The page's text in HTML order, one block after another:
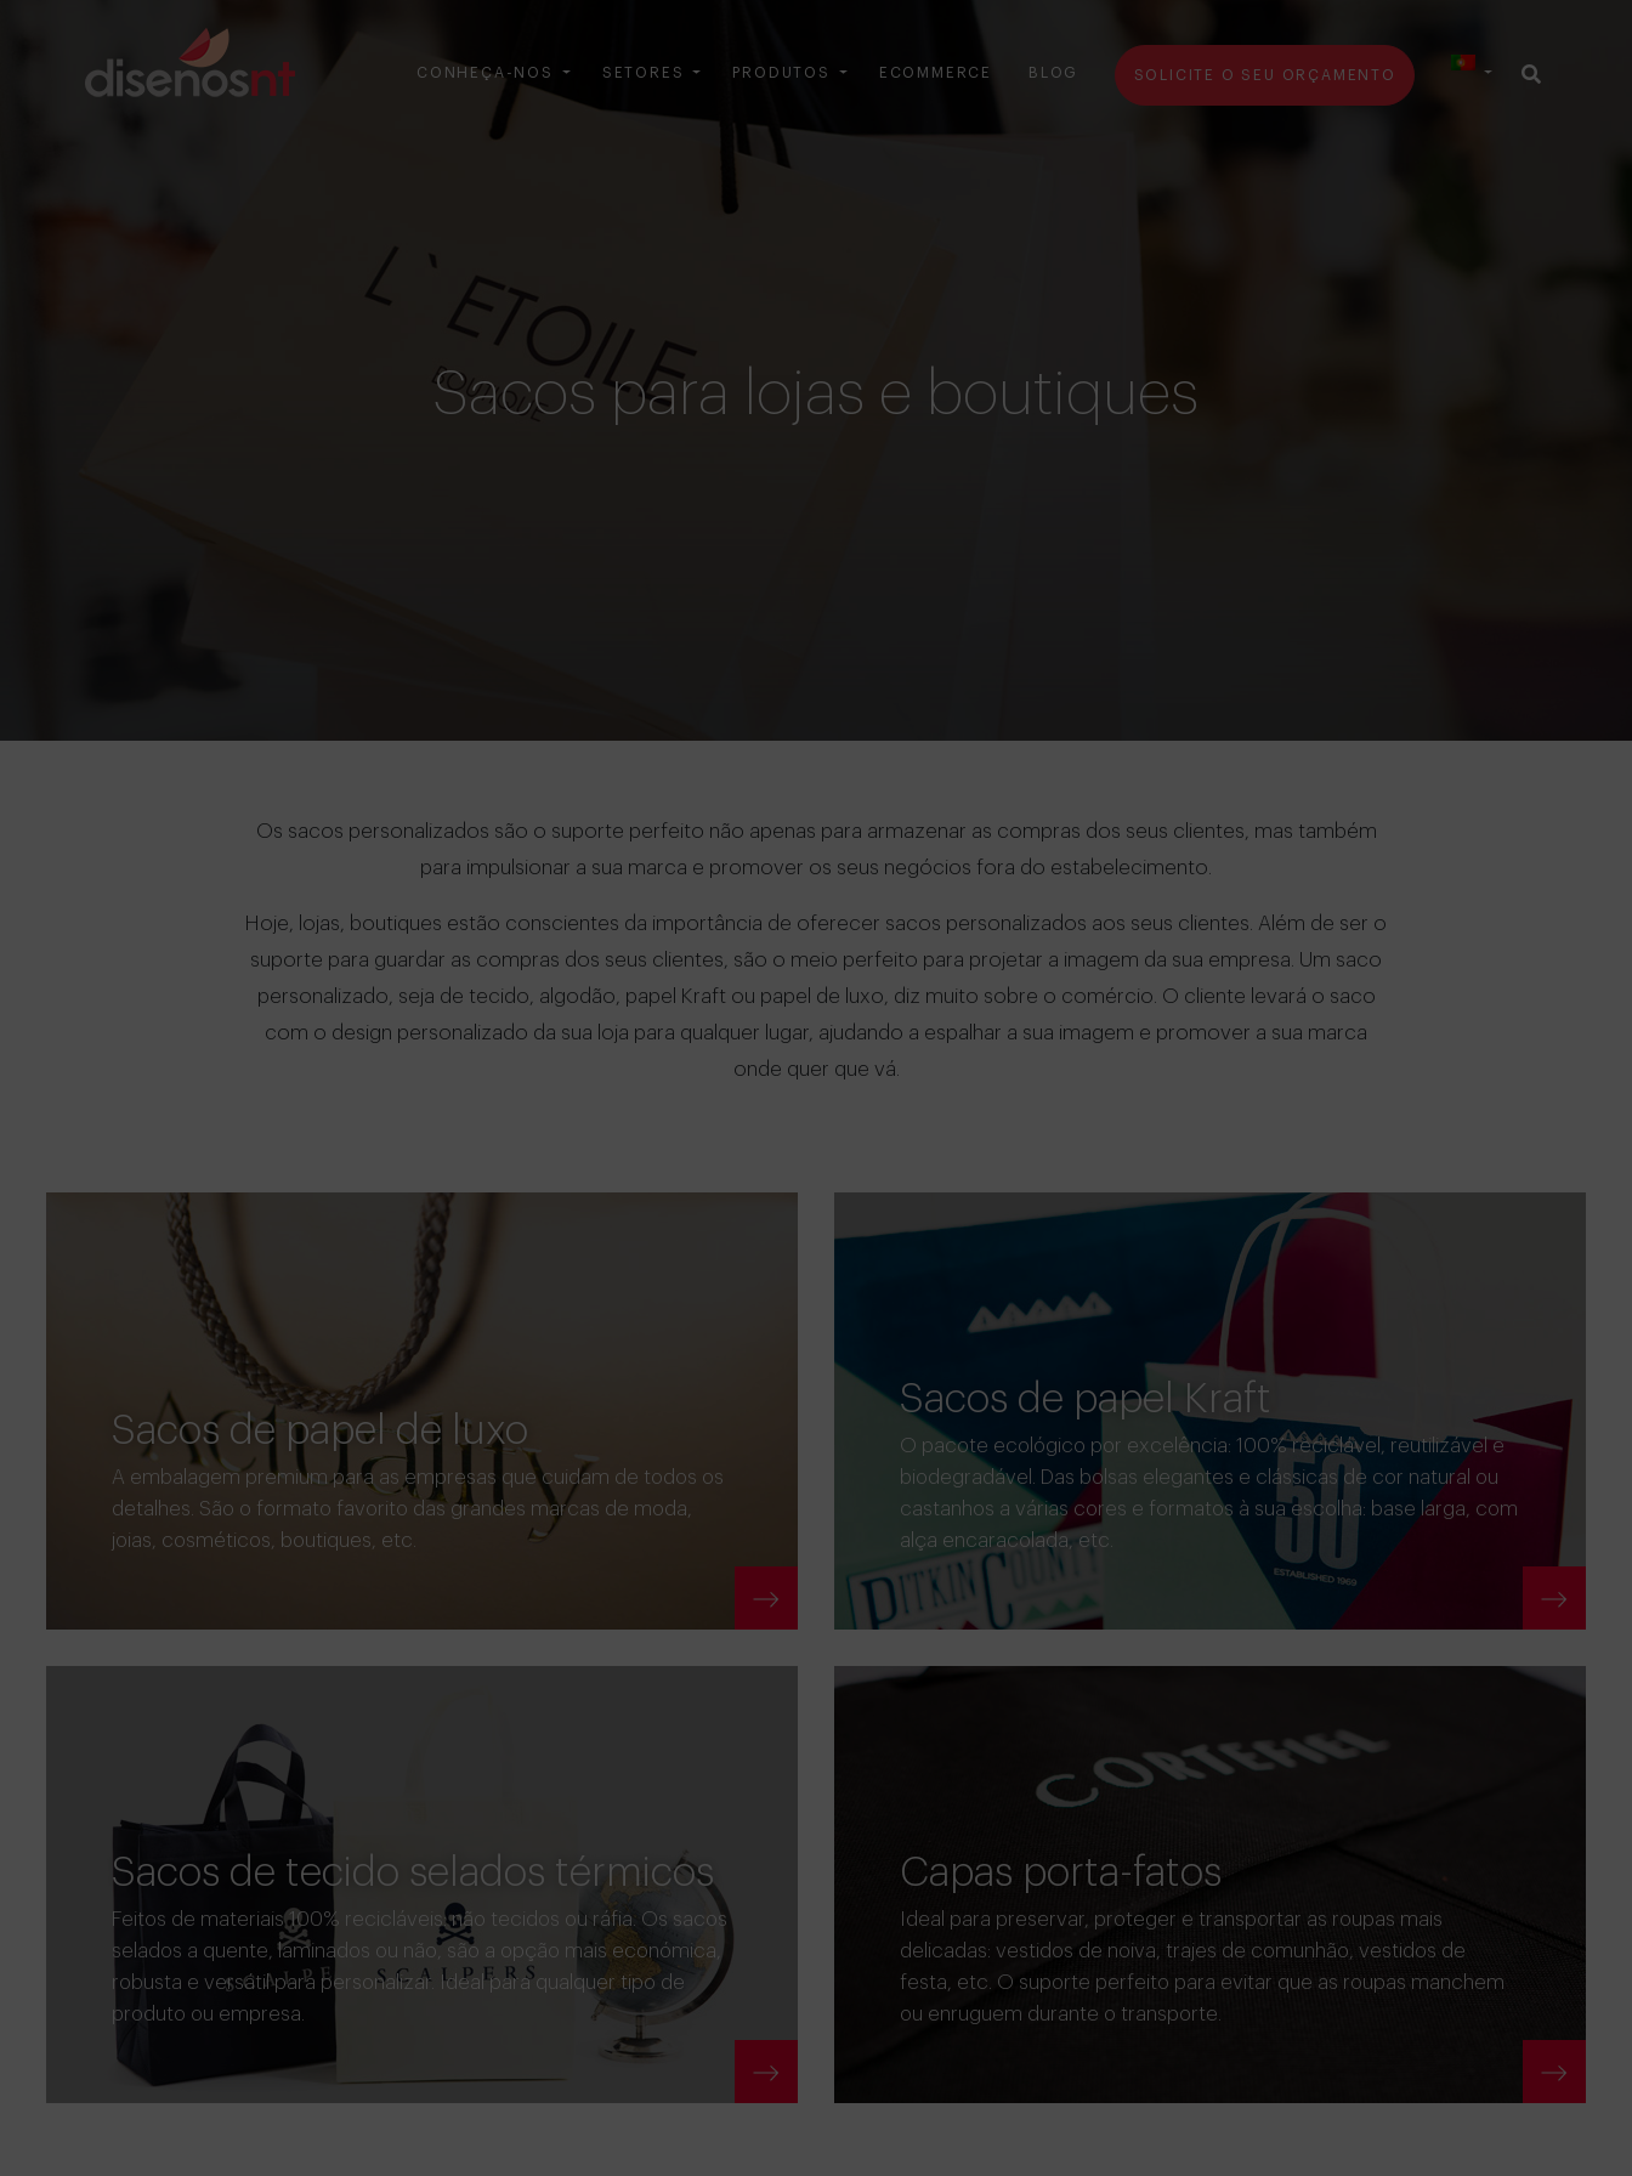
CONHEÇA-NOS SETORES PRODUTOS ECOMMERCE BLOG SOLICITE O SEU ORÇAMENTO
Sacos para lojas e boutiques
Os sacos personalizados são o suporte perfeito não apenas para armazenar as compras dos seus clientes, mas também
para impulsionar a sua marca e promover os seus negócios fora do estabelecimento.
Hoje, lojas, boutiques estão conscientes da importância de oferecer sacos personalizados aos seus clientes. Além de ser o
suporte para guardar as compras dos seus clientes, são o meio perfeito para projetar a imagem da sua empresa. Um saco
personalizado, seja de tecido, algodão, papel Kraft ou papel de luxo, diz muito sobre o comércio. O cliente levará o saco
com o design personalizado da sua loja para qualquer lugar, ajudando a espalhar a sua imagem e promover a sua marca
onde quer que vá.
Sacos de papel de luxo
A embalagem premium para as empresas que cuidam de todos os
detalhes. São o formato favorito das grandes marcas de moda,
joias, cosméticos, boutiques, etc.
Sacos de papel Kraft
O pacote ecológico por excelência: 100% reciclável, reutilizável e
biodegradável. Das bolsas elegantes e clássicas de cor natural ou
castanhos a várias cores e formatos à sua escolha: base larga, com
alça encaracolada, etc.
Sacos de tecido selados térmicos
Feitos de materiais 100% recicláveis: não tecidos ou ráfia. Os sacos
selados a quente, laminados ou não, são a opção mais económica,
robusta e versátil para personalizar. Ideal para qualquer tipo de
produto ou empresa.
Capas porta-fatos
Ideal para preservar, proteger e transportar as roupas mais
delicadas: vestidos de noiva, trajes de comunhão, vestidos de
festa, etc. O suporte perfeito para evitar que as roupas manchem
ou enruguem durante o transporte.